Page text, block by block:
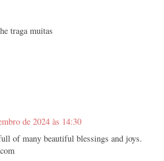
traga muitas
de 2024 às 14:30
of many beautiful blessings and joys.